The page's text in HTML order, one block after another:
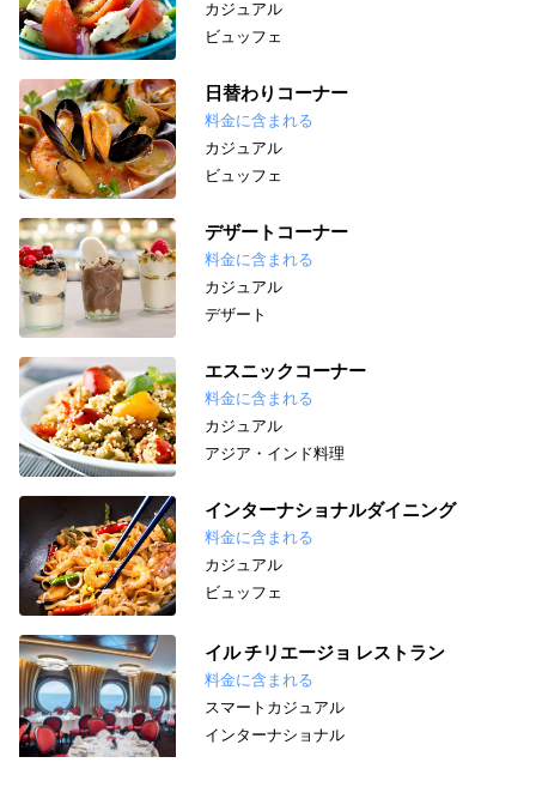
カジュアル
ビュッフェ
日替わりコーナー
料金に含まれる
カジュアル
ビュッフェ
デザートコーナー
料金に含まれる
カジュアル
デザート
エスニックコーナー
料金に含まれる
カジュアル
アジア・インド料理
インターナショナルダイニング
料金に含まれる
カジュアル
ビュッフェ
イル チリエージョ レストラン
料金に含まれる
スマートカジュアル
インターナショナル